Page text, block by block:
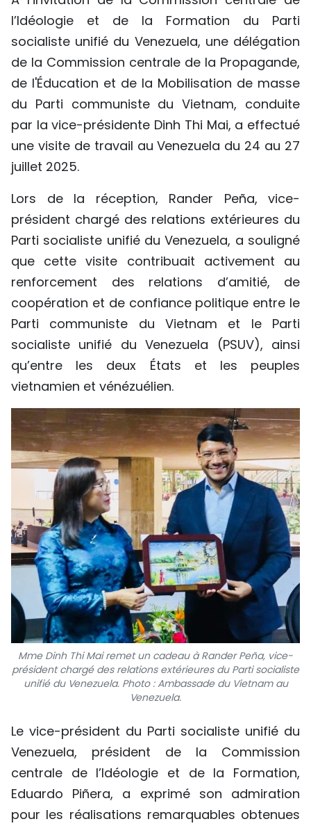
TIẾNG VIỆT
ENGLISH
中文
РУССКИЙ
ESPAÑOL
l’Idéologie et de la Formation du Parti
socialiste unifié du Venezuela, une délégation
de la Commission centrale de la Propagande,
de l'Éducation et de la Mobilisation de masse
du Parti communiste du Vietnam, conduite
par la vice-présidente Dinh Thi Mai, a effectué
une visite de travail au Venezuela du 24 au 27
juillet 2025.
Lors de la réception, Rander Peña, vice-
président chargé des relations extérieures du
Parti socialiste unifié du Venezuela, a souligné
que cette visite contribuait activement au
renforcement des relations d’amitié, de
coopération et de confiance politique entre le
Parti communiste du Vietnam et le Parti
socialiste unifié du Venezuela (PSUV), ainsi
qu’entre les deux États et les peuples
vietnamien et vénézuélien.
Mme Dinh Thi Mai remet un cadeau à Rander Peña, vice-
président chargé des relations extérieures du Parti socialiste
unifié du Venezuela. Photo : Ambassade du Vietnam au
Venezuela.
Le vice-président du Parti socialiste unifié du
Venezuela, président de la Commission
centrale de l’Idéologie et de la Formation,
Eduardo Piñera, a exprimé son admiration
pour les réalisations remarquables obtenues